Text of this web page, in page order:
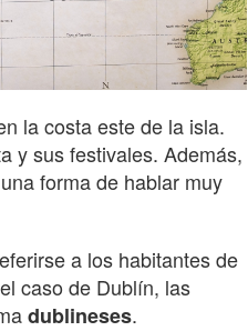
la costa este de la isla.
y sus festivales. Además,
forma de hablar muy
a los habitantes de
caso de Dublín, las
dublineses.